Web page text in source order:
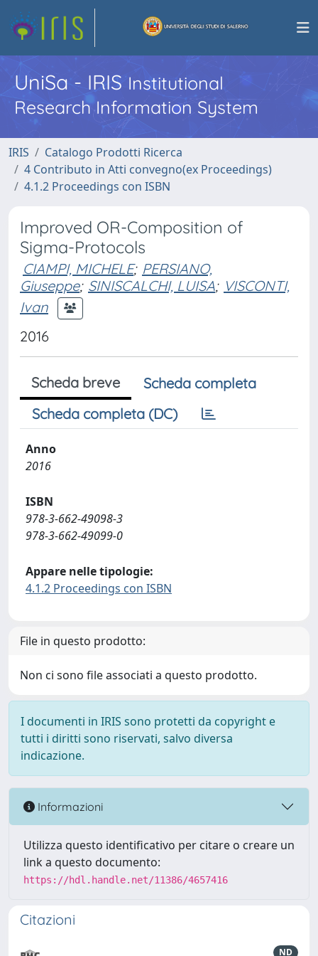
UniSa - IRISInstitutional
Research Information System
IRIS
Catalogo Prodotti Ricerca
4 Contributo in Atti convegno(ex Proceedings)
4.1.2 Proceedings con ISBN
Improved OR-Composition of
Sigma-Protocols
CIAMPI, MICHELE; PERSIANO,
Giuseppe; SINISCALCHI, LUISA; VISCONTI,
Ivan
2016
Scheda breve
Scheda completa
Scheda completa (DC)
Anno
2016
ISBN
978-3-662-49098-3
978-3-662-49099-0
Appare nelle tipologie:
4.1.2 Proceedings con ISBN
File in questo prodotto:
Non ci sono file associati a questo prodotto.
I documenti in IRIS sono protetti da copyright e
tutti i diritti sono riservati, salvo diversa
indicazione.
Informazioni
Utilizza questo identificativo per citare o creare un
link a questo documento:
https://hdl.handle.net/11386/4657416
Citazioni
ND